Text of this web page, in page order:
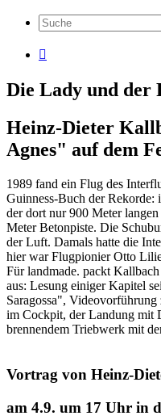

Die Lady und der
Heinz-Dieter
Agnes" auf dem
1989 fand ein Flug des
Guinness-Buch der
der dort nur 900 Meter
Meter Betonpiste. Die
der Luft. Damals hatte die
hier war Flugpionier Otto
Für landmade. packt
aus: Lesung einiger Kapitel
Saragossa",
im Cockpit, der Landung mit
brennendem Triebwerk mit
Vortrag von Heinz-
am 4.9. um 17 Uhr in